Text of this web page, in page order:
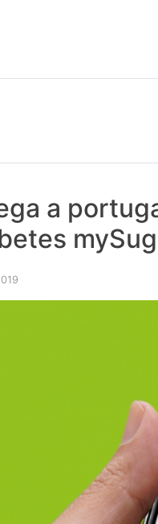
Onde as notícias
a